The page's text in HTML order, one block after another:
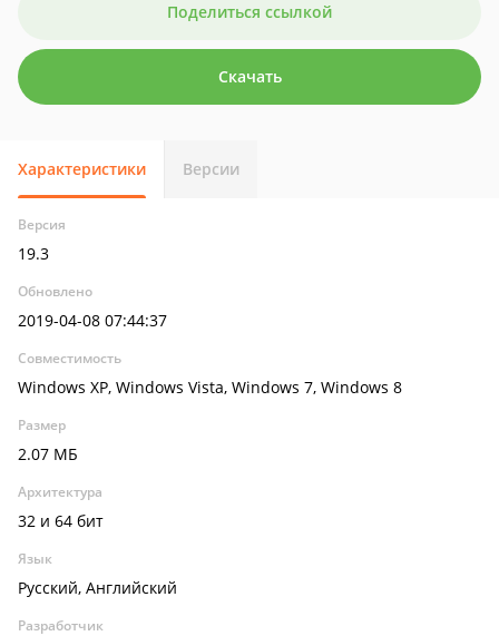
Поделиться ссылкой
Скачать
Характеристики Версии
Версия
19.3
Обновлено
2019-04-08 07:44:37
Совместимость
Windows XP, Windows Vista, Windows 7, Windows 8
Размер
2.07 МБ
Архитектура
32 и 64 бит
Язык
Русский, Английский
Разработчик